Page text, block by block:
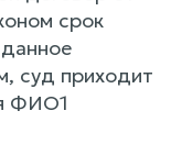
срок
суд приходит
ФИО1